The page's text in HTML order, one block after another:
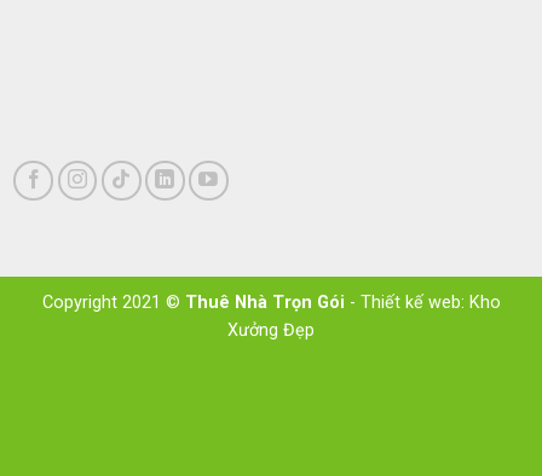
Copyright 2021 © Thuê Nhà Trọn Gói - Thiết kế web: Kho
Xưởng Đẹp